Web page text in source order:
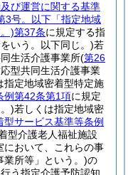
び運営に関する基準
3号。以下「指定地域
)第37条に規定する指
いう。以下同じ。)若
生活介護事業所(第26
型共同生活介護事業
指定地域密着型特定施
例第42条第1項に規定
)若しくは指定地域密
型サービス基準等条例
型介護老人福祉施設
において、これらの事
業所等」という。)の